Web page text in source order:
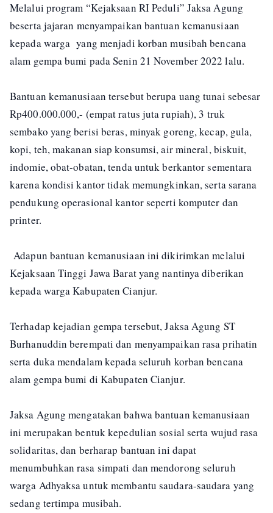
Melalui program “Kejaksaan RI Peduli” Jaksa Agung
beserta jajaran menyampaikan bantuan kemanusiaan
kepada warga yang menjadi korban musibah bencana
alam gempa bumi pada Senin 21 November 2022 lalu.
Bantuan kemanusiaan tersebut berupa uang tunai sebesar
Rp400.000.000,- (empat ratus juta rupiah), 3 truk
sembako yang berisi beras, minyak goreng, kecap, gula,
kopi, teh, makanan siap konsumsi, air mineral, biskuit,
indomie, obat-obatan, tenda untuk berkantor sementara
karena kondisi kantor tidak memungkinkan, serta sarana
pendukung operasional kantor seperti komputer dan
printer.
Adapun bantuan kemanusiaan ini dikirimkan melalui
Kejaksaan Tinggi Jawa Barat yang nantinya diberikan
kepada warga Kabupaten Cianjur.
Terhadap kejadian gempa tersebut, Jaksa Agung ST
Burhanuddin berempati dan menyampaikan rasa prihatin
serta duka mendalam kepada seluruh korban bencana
alam gempa bumi di Kabupaten Cianjur.
Jaksa Agung mengatakan bahwa bantuan kemanusiaan
ini merupakan bentuk kepedulian sosial serta wujud rasa
solidaritas, dan berharap bantuan ini dapat
menumbuhkan rasa simpati dan mendorong seluruh
warga Adhyaksa untuk membantu saudara-saudara yang
sedang tertimpa musibah.